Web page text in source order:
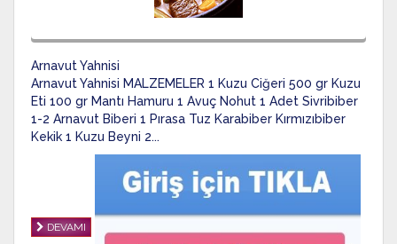
Arnavut Yahnisi
Arnavut Yahnisi MALZEMELER 1 Kuzu Ciğeri 500 gr Kuzu
Eti 100 gr Mantı Hamuru 1 Avuç Nohut 1 Adet Sivribiber
1-2 Arnavut Biberi 1 Pırasa Tuz Karabiber Kırmızıbiber
Kekik 1 Kuzu Beyni 2...
DEVAMI